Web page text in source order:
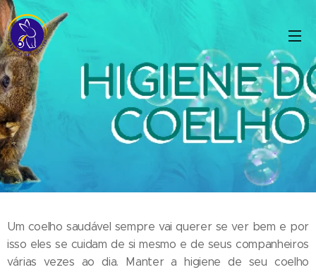
Um coelho saudável sempre vai querer se ver bem e por
isso eles se cuidam de si mesmo e de seus companheiros
várias vezes ao dia. Manter a higiene de seu coelho